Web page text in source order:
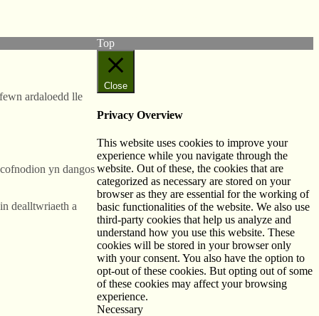
ardaloedd lle
yn dangos
dealltwriaeth a
Top
Close
Privacy Overview
This website uses cookies to improve your
experience while you navigate through the
website. Out of these, the cookies that are
categorized as necessary are stored on your
browser as they are essential for the working of
basic functionalities of the website. We also use
third-party cookies that help us analyze and
understand how you use this website. These
cookies will be stored in your browser only
with your consent. You also have the option to
opt-out of these cookies. But opting out of some
of these cookies may affect your browsing
experience.
Necessary